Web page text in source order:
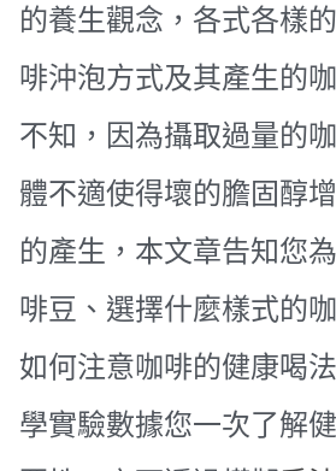
的養生觀念，各式各樣
啡沖泡方式及其產生的
不知，因為攝取過量的
體不適使得壞的膽固醇
的產生，本文章告知您
啡豆、選擇什麼樣式的
如何注意咖啡的健康喝
學實驗數據您一次了解